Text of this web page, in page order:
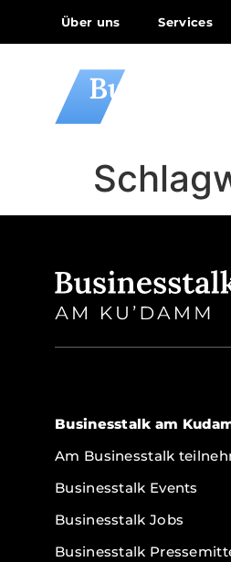
Über uns Services
Businesstalk am
Am Businesstalk
Businesstalk Events
Businesstalk Jobs
Businesstalk